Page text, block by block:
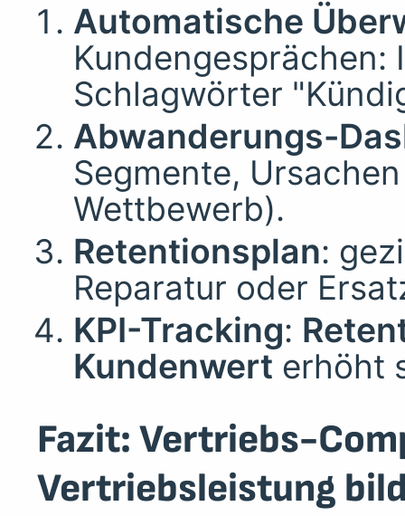
Automatische
Kundengesprächen:
Schlagwörter
Abwanderungs-
Segmente,
Wettbewerb).
Retentionsplan:
Reparatur oder
KPI-Tracking:
Kundenwert erhöht
Fazit: Vertriebs-
Vertriebsleistung